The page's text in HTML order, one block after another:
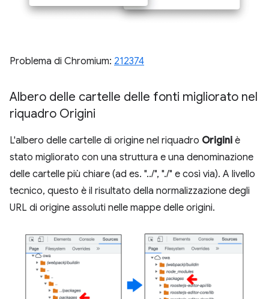
Problema di Chromium: 212374
Albero delle cartelle delle fonti migliorato nel
riquadro Origini
L'albero delle cartelle di origine nel riquadro Origini è
stato migliorato con una struttura e una denominazione
delle cartelle più chiare (ad es. "../", "./" e così via). A livello
tecnico, questo è il risultato della normalizzazione degli
URL di origine assoluti nelle mappe delle origini.